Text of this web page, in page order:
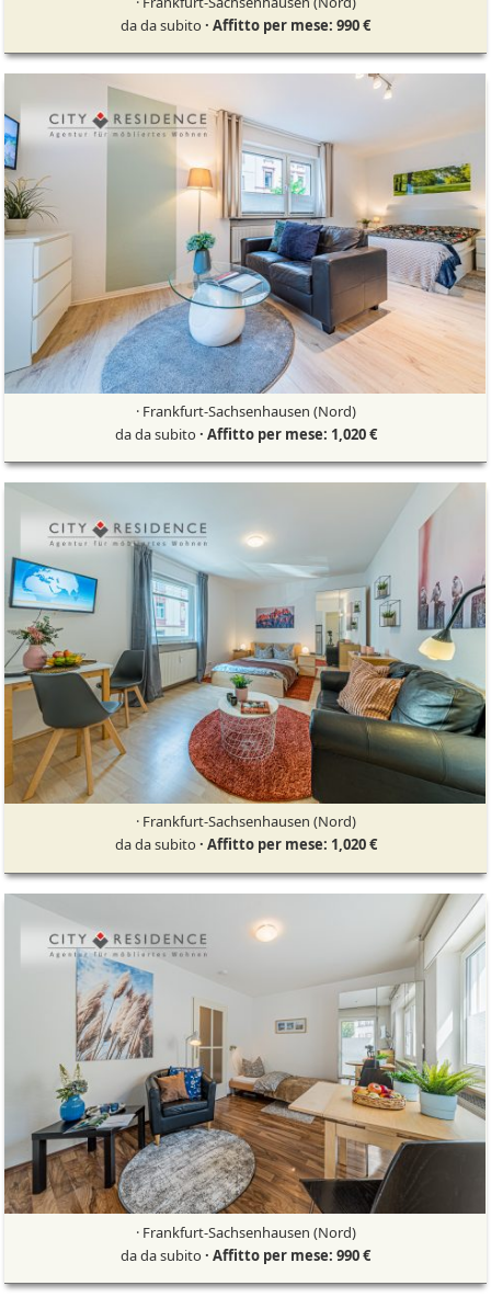
da da subito · Affitto per mese: 990 €
· Frankfurt-Sachsenhausen (Nord)
da da subito · Affitto per mese: 1,020 €
· Frankfurt-Sachsenhausen (Nord)
da da subito · Affitto per mese: 1,020 €
· Frankfurt-Sachsenhausen (Nord)
da da subito · Affitto per mese: 990 €